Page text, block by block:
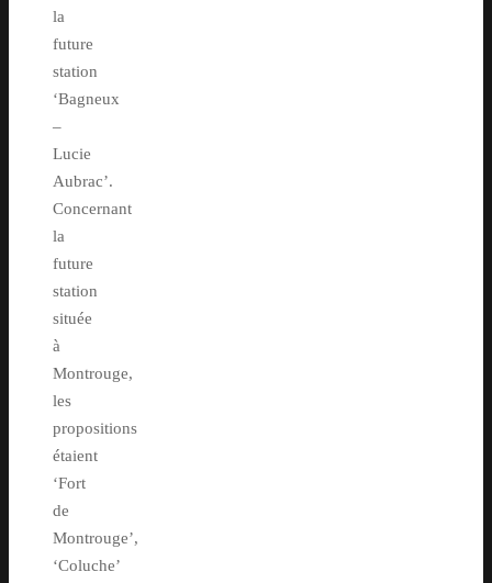
la
future
station
‘Bagneux
–
Lucie
Aubrac’.
Concernant
la
future
station
située
à
Montrouge,
les
propositions
étaient
‘Fort
de
Montrouge’,
‘Coluche’